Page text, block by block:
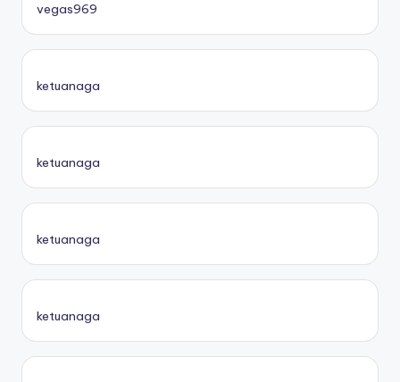
vegas969
ketuanaga
ketuanaga
ketuanaga
ketuanaga